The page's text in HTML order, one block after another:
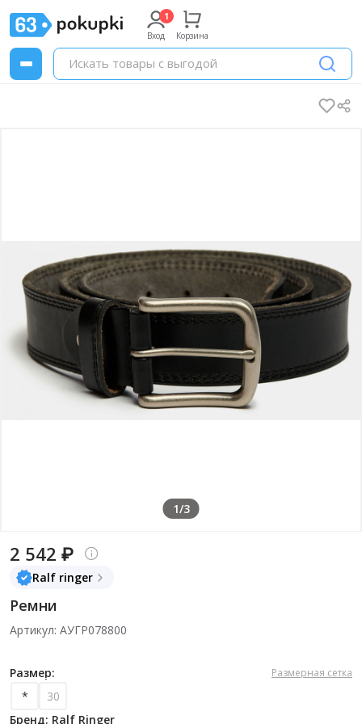
Вход Корзина
1/3
2 542 ₽
Ralf ringer
Ремни
Артикул: АУГР078800
Размер: Размерная сетка
*
30
Бренд: Ralf Ringer